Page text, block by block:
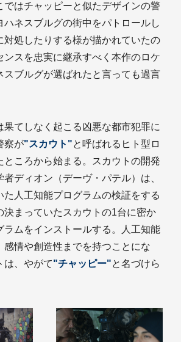
ではチャッピーと似たデザインの警
ハネスブルグの街中をパトロールし
対処したりする様が描かれていたの
ンスを忠実に継承すべく本作のロケ
スブルグが選ばれたと言っても過言
果てしなく起こる凶悪な都市犯罪に
察が"スカウト"と呼ばれるヒト型ロ
ところから始まる。スカウトの開発
ディオン（デーヴ・パテル）は、
た人工知能プログラムの検証をする
決まっていたスカウトの1台に密か
ラムをインストールする。人工知能
感情や創造性までを持つことにな
は、やがて"チャッピー"と名づけら